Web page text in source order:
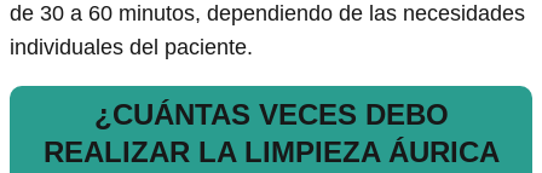
de 30 a 60 minutos, dependiendo de las necesidades
individuales del paciente.
¿CUÁNTAS VECES DEBO
REALIZAR LA LIMPIEZA ÁURICA